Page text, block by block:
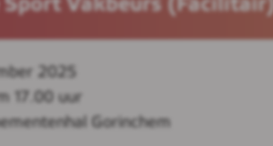
Vakbeurs (Facilitair)
2025
17.00 uur
Gorinchem